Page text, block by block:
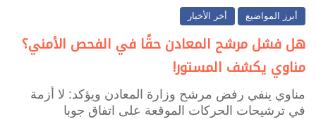
أبرز المواضيع أخر الأخبار
هل فشل مرشح المعادن حقًا في الفحص الأمني؟
مناوي يكشف المستور!
مناوي ينفي رفض مرشح وزارة المعادن ويؤكد: لا أزمة
في ترشيحات الحركات الموقعة على اتفاق جوبا